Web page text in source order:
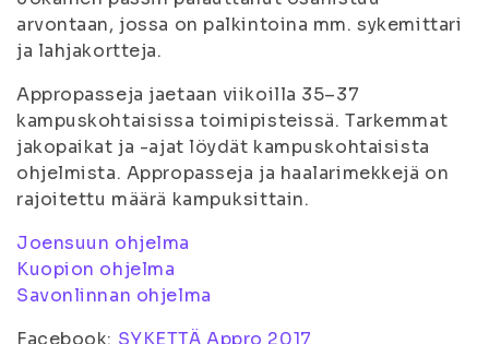
arvontaan, jossa on palkintoina mm. sykemittari
ja lahjakortteja.
Appropasseja jaetaan viikoilla 35–37
kampuskohtaisissa toimipisteissä. Tarkemmat
jakopaikat ja -ajat löydät kampuskohtaisista
ohjelmista. Appropasseja ja haalarimekkejä on
rajoitettu määrä kampuksittain.
Joensuun ohjelma
Kuopion ohjelma
Savonlinnan ohjelma
Facebook: SYKETTÄ Appro 2017